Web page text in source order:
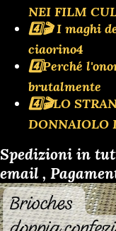
NEI FILM
4️⃣🎬 I maghi
ciaorino4
4️⃣Perché
brutalmente
4️⃣🎬LO
DONNAIOLO
Spedizioni in
email ,